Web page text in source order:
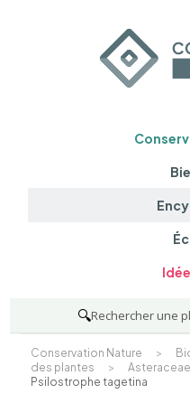
🔍Rechercher une
Conservation Nature >
des plantes
> Asteraceae
Psilostrophe tagetina